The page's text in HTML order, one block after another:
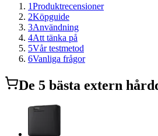
1Produktrecensioner
2Köpguide
3Användning
4Att tänka på
5Vår testmetod
6Vanliga frågor
De 5 bästa extern